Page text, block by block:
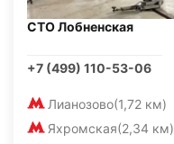
СТО Лобненская
+7 (499) 110-53-06
Лианозово(1,72 км)
Яхромская(2,34 км)